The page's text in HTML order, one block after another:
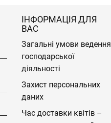
ІНФОРМАЦІЯ ДЛЯ
ВАС
Загальні умови ведення
господарської
діяльності
Захист персональних
даних
Час доставки квітів –